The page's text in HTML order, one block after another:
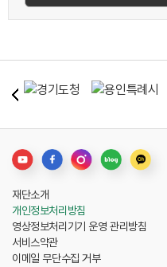
재단소개
개인정보처리방침
영상정보처리기기 운영 관리방침
서비스약관
이메일 무단수집 거부